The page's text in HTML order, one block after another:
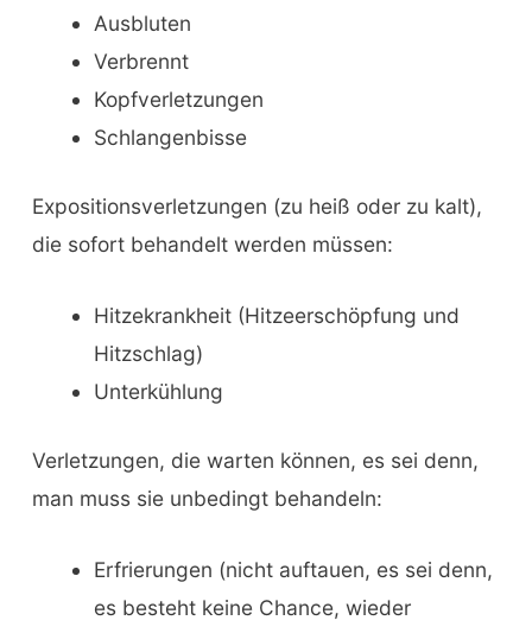
Ausbluten
Verbrennt
Kopfverletzungen
Schlangenbisse
Expositionsverletzungen (zu heiß oder zu kalt),
die sofort behandelt werden müssen:
Hitzekrankheit (Hitzeerschöpfung und
Hitzschlag)
Unterkühlung
Verletzungen, die warten können, es sei denn,
man muss sie unbedingt behandeln:
Erfrierungen (nicht auftauen, es sei denn,
es besteht keine Chance, wieder